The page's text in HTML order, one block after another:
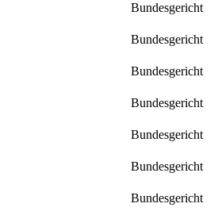
Bundesgericht
Bundesgericht
Bundesgericht
Bundesgericht
Bundesgericht
Bundesgericht
Bundesgericht